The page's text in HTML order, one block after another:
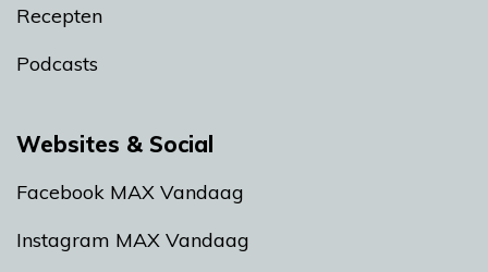
Recepten
Podcasts
Websites & Social
Facebook MAX Vandaag
Instagram MAX Vandaag